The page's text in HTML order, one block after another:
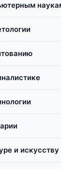
и искусству